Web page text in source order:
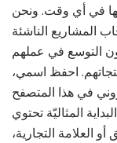
تبديلها في أي وقت. ونحن
المشاريع الناشئة
التوسع في عملهم
احفظ اسمي،
في هذا المتصفح
المثاليّة تحتوي
العلامة التجارية،